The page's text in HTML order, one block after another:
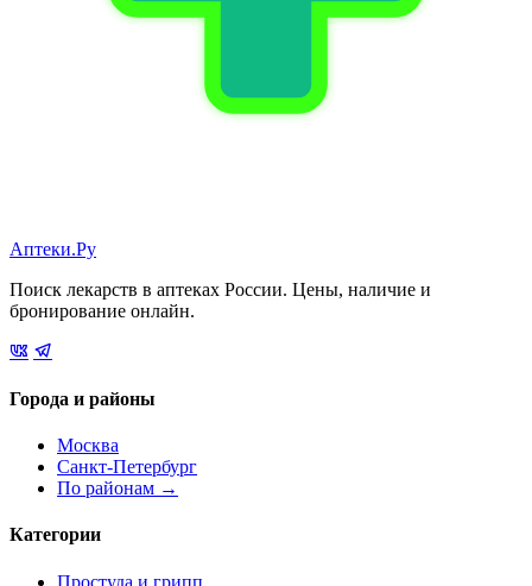
Аптеки.Ру
Поиск лекарств в аптеках России. Цены, наличие и
бронирование онлайн.
Города и районы
Москва
Санкт-Петербург
По районам →
Категории
Простуда и грипп